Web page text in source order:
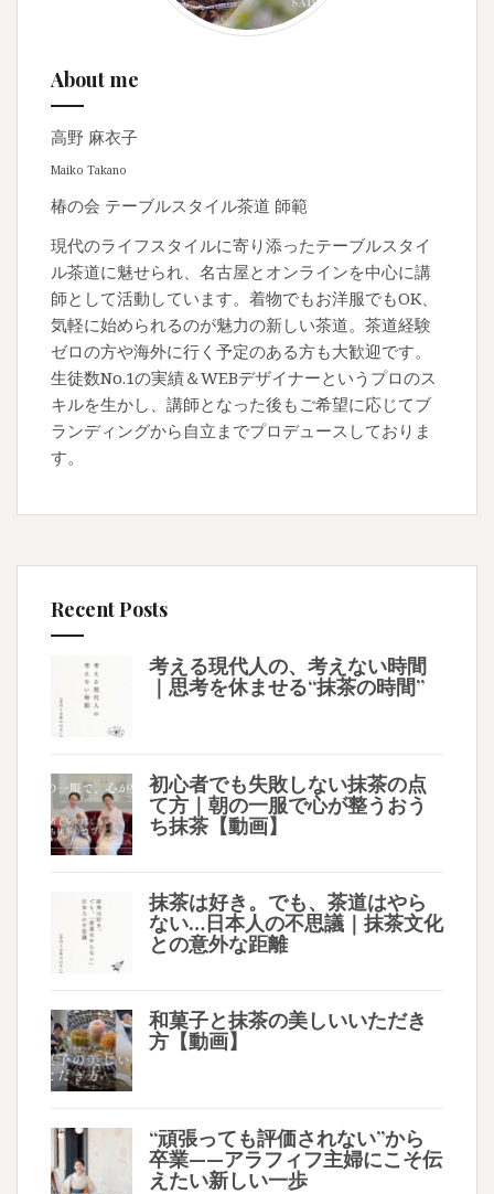
About me
高野 麻衣子
Maiko Takano
椿の会 テーブルスタイル茶道 師範
現代のライフスタイルに寄り添ったテーブルスタイ
ル茶道に魅せられ、名古屋とオンラインを中心に講
師として活動しています。着物でもお洋服でもOK、
気軽に始められるのが魅力の新しい茶道。茶道経験
ゼロの方や海外に行く予定のある方も大歓迎です。
生徒数No.1の実績＆WEBデザイナーというプロのス
キルを生かし、講師となった後もご希望に応じてブ
ランディングから自立までプロデュースしておりま
す。
Recent Posts
考える現代人の、考えない時間
｜思考を休ませる“抹茶の時間”
初心者でも失敗しない抹茶の点
て方｜朝の一服で心が整うおう
ち抹茶【動画】
抹茶は好き。でも、茶道はやら
ない…日本人の不思議｜抹茶文化
との意外な距離
和菓子と抹茶の美しいいただき
方【動画】
“頑張っても評価されない”から
卒業——アラフィフ主婦にこそ伝
えたい新しい一歩